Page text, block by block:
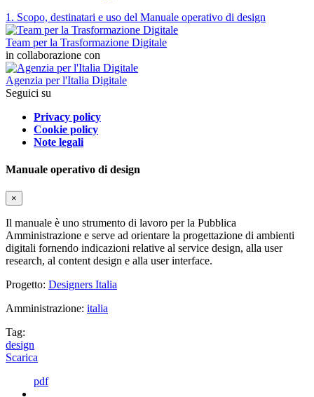
1. Scopo, destinatari e uso del Manuale operativo di design
Team per la Trasformazione Digitale
in collaborazione con
Agenzia per l'Italia Digitale
Seguici su
Privacy policy
Cookie policy
Note legali
Manuale operativo di design
×
Il manuale è uno strumento di lavoro per la Pubblica
Amministrazione e serve ad orientare la progettazione di ambienti
digitali fornendo indicazioni relative al service design, alla user
research, al content design e alla user interface.
Progetto: Designers Italia
Amministrazione: italia
Tag:
design
Scarica
pdf